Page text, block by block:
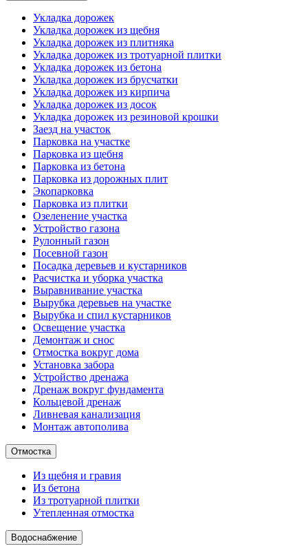
Укладка дорожек
Укладка дорожек из щебня
Укладка дорожек из плитняка
Укладка дорожек из тротуарной плитки
Укладка дорожек из бетона
Укладка дорожек из брусчатки
Укладка дорожек из кирпича
Укладка дорожек из досок
Укладка дорожек из резиновой крошки
Заезд на участок
Парковка на участке
Парковка из щебня
Парковка из бетона
Парковка из дорожных плит
Экопарковка
Парковка из плитки
Озеленение участка
Устройство газона
Рулонный газон
Посевной газон
Посадка деревьев и кустарников
Расчистка и уборка участка
Выравнивание участка
Вырубка деревьев на участке
Вырубка и спил кустарников
Освещение участка
Демонтаж и снос
Отмостка вокруг дома
Установка забора
Устройство дренажа
Дренаж вокруг фундамента
Кольцевой дренаж
Ливневая канализация
Монтаж автополива
Отмостка
Из щебня и гравия
Из бетона
Из тротуарной плитки
Утепленная отмостка
Водоснабжение